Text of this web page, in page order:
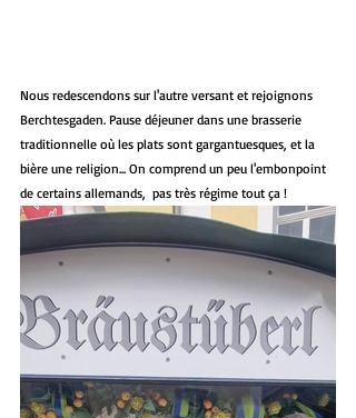
Nous redescendons sur l'autre versant et rejoignons
Berchtesgaden. Pause déjeuner dans une brasserie
traditionnelle où les plats sont gargantuesques, et la
bière une religion... On comprend un peu l'embonpoint
de certains allemands,  pas très régime tout ça !